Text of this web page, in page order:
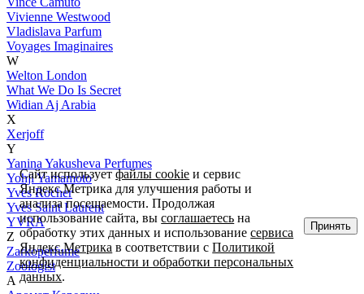
Vivienne Westwood
Vladislava Parfum
Voyages Imaginaires
W
Welton London
What We Do Is Secret
Widian Aj Arabia
X
Xerjoff
Y
Yanina Yakusheva Perfumes
Yohji Yamamoto
Yves Rocher
Yves Saint Laurent
YVRA
Z
Zarkoperfume
Zoologist
А
Сайт используетфайлы cookie и сервис
Яндекс.Метрика для улучшения работы и
анализа посещаемости. Продолжая
использование сайта, высоглашаетесь на
обработку этих данных и использованиесервиса
Яндекс.Метрика в соответствии сПолитикой
конфиденциальности и обработки персональных
данных.
Принять